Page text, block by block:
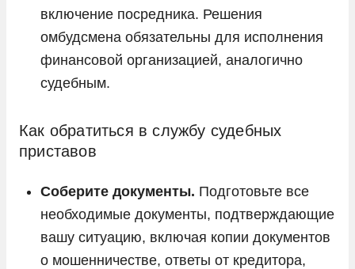
включение посредника. Решения
омбудсмена обязательны для исполнения
финансовой организацией, аналогично
судебным.
Как обратиться в службу судебных
приставов
Соберите документы. Подготовьте все
необходимые документы, подтверждающие
вашу ситуацию, включая копии документов
о мошенничестве, ответы от кредитора,